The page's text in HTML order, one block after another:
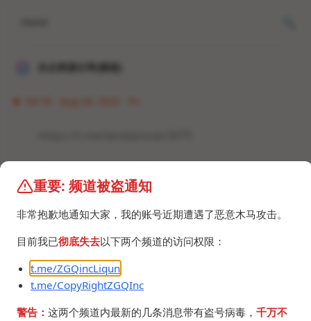
©2024 ZGQ Inc.All rights reserved.
重要: 频道被盗通知
非常抱歉地通知大家，我的账号近期遭遇了恶意木马攻击。
目前我已彻底失去以下两个频道的访问权限：
t.me/ZGQincLiqun
t.me/CopyRightZGQInc
警告： 这两个频道内最新的几条消息带有盗号病毒， 千万不